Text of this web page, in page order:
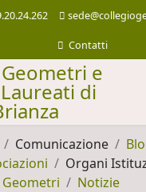
Contatti
Comunicazione
Organi
Notizie